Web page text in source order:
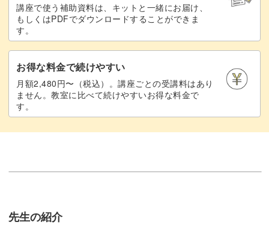
講座で使う補助資料は、キットと一緒にお届け、
もしくはPDFでダウンロードすることができま
す。
お得な料金で続けやすい
月額2,480円〜（税込）。講座ごとの受講料はあり
ません。教室に比べて続けやすいお得な料金で
す。
先生の紹介